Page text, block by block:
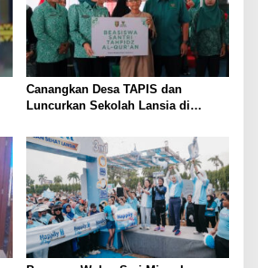
Canangkan Desa TAPIS dan
Luncurkan Sekolah Lansia di
PKK Lampung Dorong
Pembangunan SDM Dimulai dari
Desa